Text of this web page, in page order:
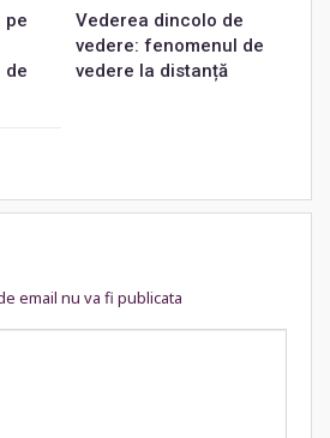
pe
de
Vederea dincolo de
vedere: fenomenul de
vedere la distanță
email nu va fi publicata